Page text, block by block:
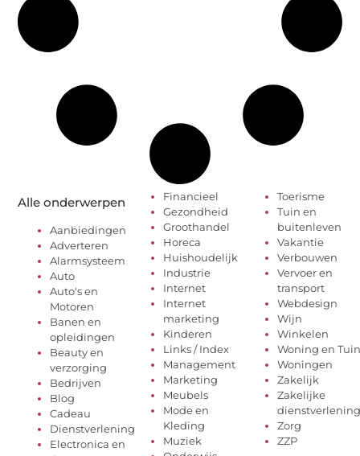
Alle onderwerpen
Aanbiedingen
Adverteren
Alarmsysteem
Auto
Auto's en
Motoren
Banen en
opleidingen
Beauty en
verzorging
Bedrijven
Blog
Cadeau
Dienstverlening
Electronica en
Financieel
Gezondheid
Groothandel
Horeca
Huishoudelijk
Industrie
Internet
Internet
marketing
Kinderen
Links / Index
Management
Marketing
Meubels
Mode en
Kleding
Muziek
Toerisme
Tuin en
buitenleven
Vakantie
Verbouwen
Vervoer en
transport
Webdesign
Wijn
Winkelen
Woning en Tuin
Woningen
Zakelijk
Zakelijke
dienstverlening
Zorg
ZZP